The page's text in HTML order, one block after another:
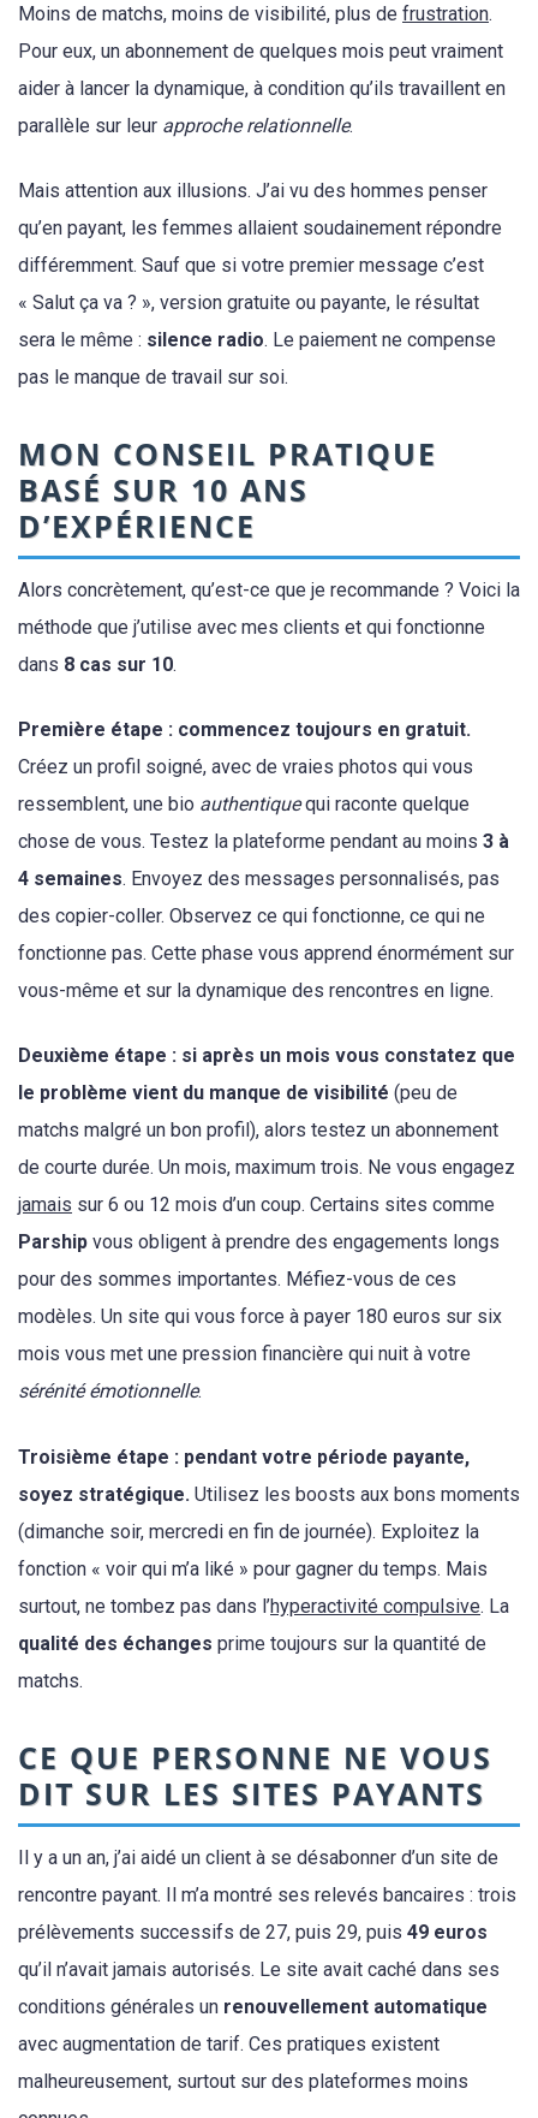
Moins de matchs, moins de visibilité, plus de frustration.
Pour eux, un abonnement de quelques mois peut vraiment
aider à lancer la dynamique, à condition qu’ils travaillent en
parallèle sur leur approche relationnelle.
Mais attention aux illusions. J’ai vu des hommes penser
qu’en payant, les femmes allaient soudainement répondre
différemment. Sauf que si votre premier message c’est
« Salut ça va ? », version gratuite ou payante, le résultat
sera le même : silence radio. Le paiement ne compense
pas le manque de travail sur soi.
MON CONSEIL PRATIQUE
BASÉ SUR 10 ANS
D’EXPÉRIENCE
Alors concrètement, qu’est-ce que je recommande ? Voici la
méthode que j’utilise avec mes clients et qui fonctionne
dans 8 cas sur 10.
Première étape : commencez toujours en gratuit.
Créez un profil soigné, avec de vraies photos qui vous
ressemblent, une bio authentiquequi raconte quelque
chose de vous. Testez la plateforme pendant au moins 3 à
4 semaines. Envoyez des messages personnalisés, pas
des copier-coller. Observez ce qui fonctionne, ce qui ne
fonctionne pas. Cette phase vous apprend énormément sur
vous-même et sur la dynamique des rencontres en ligne.
Deuxième étape : si après un mois vous constatez que
le problème vient du manque de visibilité (peu de
matchs malgré un bon profil), alors testez un abonnement
de courte durée. Un mois, maximum trois. Ne vous engagez
jamais sur 6 ou 12 mois d’un coup. Certains sites comme
Parship vous obligent à prendre des engagements longs
pour des sommes importantes. Méfiez-vous de ces
modèles. Un site qui vous force à payer 180 euros sur six
mois vous met une pression financière qui nuit à votre
sérénité émotionnelle.
Troisième étape : pendant votre période payante,
soyez stratégique. Utilisez les boosts aux bons moments
(dimanche soir, mercredi en fin de journée). Exploitez la
fonction « voir qui m’a liké » pour gagner du temps. Mais
surtout, ne tombez pas dans l’hyperactivité compulsive. La
qualité des échanges prime toujours sur la quantité de
matchs.
CE QUE PERSONNE NE VOUS
DIT SUR LES SITES PAYANTS
Il y a un an, j’ai aidé un client à se désabonner d’un site de
rencontre payant. Il m’a montré ses relevés bancaires : trois
prélèvements successifs de 27, puis 29, puis 49 euros
qu’il n’avait jamais autorisés. Le site avait caché dans ses
conditions générales un renouvellement automatique
avec augmentation de tarif. Ces pratiques existent
malheureusement, surtout sur des plateformes moins